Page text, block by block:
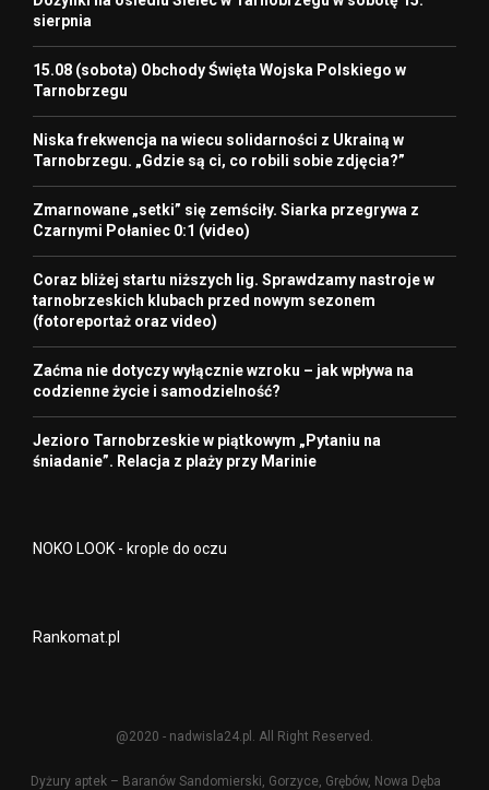
sierpnia
15.08 (sobota) Obchody Święta Wojska Polskiego w
Tarnobrzegu
Niska frekwencja na wiecu solidarności z Ukrainą w
Tarnobrzegu. „Gdzie są ci, co robili sobie zdjęcia?”
Zmarnowane „setki” się zemściły. Siarka przegrywa z
Czarnymi Połaniec 0:1 (video)
Coraz bliżej startu niższych lig. Sprawdzamy nastroje w
tarnobrzeskich klubach przed nowym sezonem
(fotoreportaż oraz video)
Zaćma nie dotyczy wyłącznie wzroku – jak wpływa na
codzienne życie i samodzielność?
Jezioro Tarnobrzeskie w piątkowym „Pytaniu na
śniadanie”. Relacja z plaży przy Marinie
NOKO LOOK - krople do oczu
Rankomat.pl
@2020 - nadwisla24.pl. All Right Reserved.
Dyżury aptek – Baranów Sandomierski, Gorzyce, Grębów, Nowa Dęba